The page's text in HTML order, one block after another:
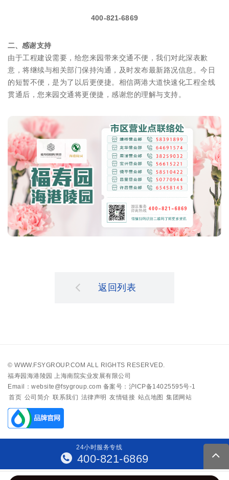
400-821-6869
二、感谢支持
由于工程建设需要，给您来园带来交通不便，我们对此深表歉
意，将继续与相关部门保持沟通，及时发布最新路况信息。今日
的短暂不便，是为了以后更便捷。相信两港大道快速化工程全线
贯通后，您来园交通将更便捷，感谢您的理解与支持。
返回列表
© WWW.FSYGROUP.COM ALL RIGHTS RESERVED.
福寿园海港陵园 上海南院实业发展有限公司
Email：website@fsygroup.com 备案号：沪ICP备14025595号-1
首页 公司简介 联系我们 法律声明 友情链接 站点地图 集团网站
24小时服务专线
400-821-6869